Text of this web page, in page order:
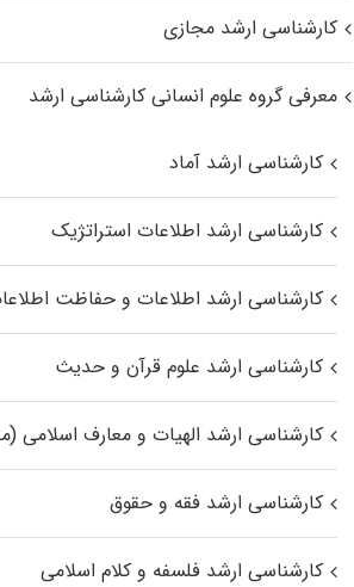
کارشناسی ارشد مجازی
معرفی گروه علوم انسانی کارشناسی ارشد
کارشناسی ارشد آماد
کارشناسی ارشد اطلاعات استراتژیک
کارشناسی ارشد اطلاعات و حفاظت
کارشناسی ارشد علوم قرآن و حدیث
کارشناسی ارشد الهیات و معارف
کارشناسی ارشد فقه و حقوق
کارشناسی ارشد فلسفه و کلام اسلامی